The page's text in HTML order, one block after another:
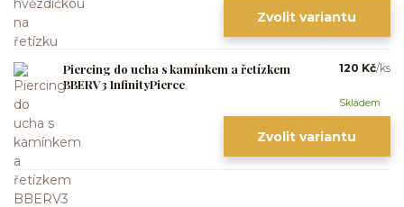
Zvolit variantu
Piercing do ucha s kamínkem a řetízkem
BBERV3 InfinityPierce
120 Kč/ks
Skladem
Zvolit variantu